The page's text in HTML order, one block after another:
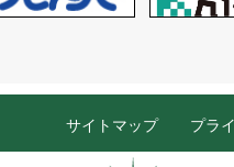
サイトマップ プラ